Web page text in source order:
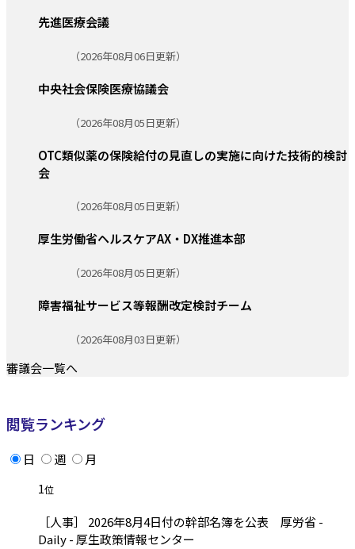
先進医療会議
（2026年08月06日更新）
中央社会保険医療協議会
（2026年08月05日更新）
OTC類似薬の保険給付の見直しの実施に向けた技術的検討
会
（2026年08月05日更新）
厚生労働省ヘルスケアAX・DX推進本部
（2026年08月05日更新）
障害福祉サービス等報酬改定検討チーム
（2026年08月03日更新）
審議会一覧へ
閲覧ランキング
日 週
月
1位
［人事］ 2026年8月4日付の幹部名簿を公表 厚労省 -
Daily - 厚生政策情報センター